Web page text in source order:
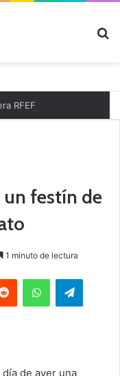
RFEF
un festín de
1 minuto de lectura
de ayer una